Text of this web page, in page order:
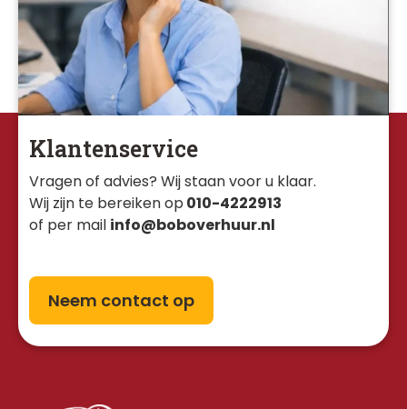
Klantenservice
Vragen of advies? Wij staan voor u klaar.
Wij zijn te bereiken op 010-4222913
of per mail info@boboverhuur.nl
Neem contact op